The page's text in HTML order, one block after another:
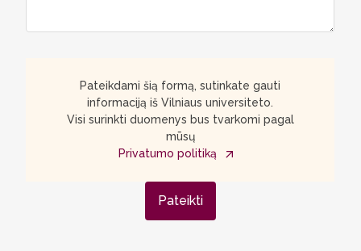
Pateikdami šią formą, sutinkate gauti
informaciją iš Vilniaus universiteto.
Visi surinkti duomenys bus tvarkomi pagal
mūsų
Privatumo politiką
Pateikti